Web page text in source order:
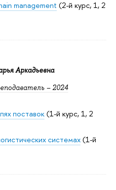
management (2-й курс, 1, 2
Аркадьевна
– 2024
поставок(1-й курс, 1, 2
системах(1-й